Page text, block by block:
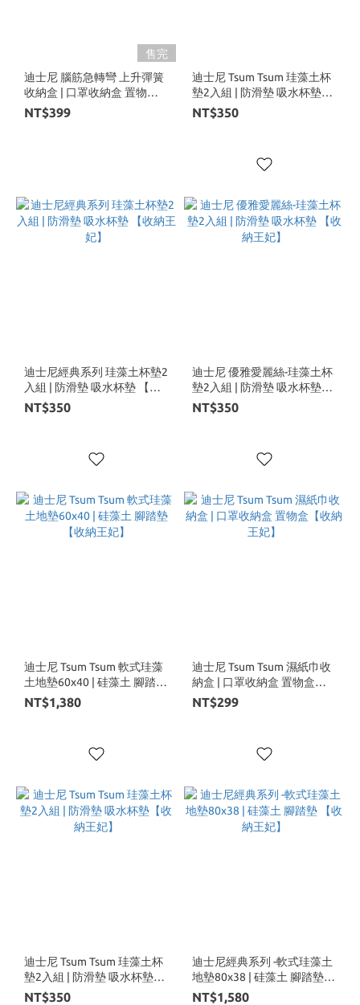
售完
迪士尼 腦筋急轉彎 上升彈簧
收納盒 | 口罩收納盒 置物盒
【收納王妃】
NT$399
迪士尼 Tsum Tsum 珪藻土杯
墊2入組 | 防滑墊 吸水杯墊
【收納王妃】
NT$350
迪士尼經典系列 珪藻土杯墊2
入組 | 防滑墊 吸水杯墊 【收
納王妃】
NT$350
迪士尼 優雅愛麗絲-珪藻土杯
墊2入組 | 防滑墊 吸水杯墊
【收納王妃】
NT$350
迪士尼 Tsum Tsum 軟式珪藻
土地墊60x40 | 硅藻土 腳踏墊
【收納王妃】
NT$1,380
迪士尼 Tsum Tsum 濕紙巾收
納盒 | 口罩收納盒 置物盒
【收納王妃】
NT$299
迪士尼 Tsum Tsum 珪藻土杯
墊2入組 | 防滑墊 吸水杯墊
【收納王妃】
NT$350
迪士尼經典系列 -軟式珪藻土
地墊80x38 | 硅藻土 腳踏墊
【收納王妃】
NT$1,580